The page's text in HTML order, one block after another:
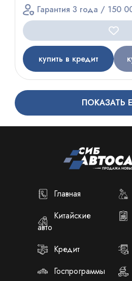
Гарантия 3 года / 150
купить в кредит
ПОКАЗАТЬ
Главная
Китайские
авто
Кредит
Госпрограммы